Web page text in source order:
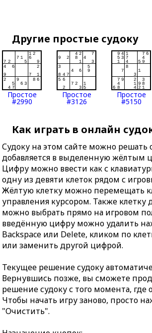
Другие простые судоку
Простое
#2990
Простое
#3126
Простое
#5150
Как играть в онлайн
Судоку на этом сайте можно решать
добавляется в выделенную жёлтым
Цифру можно ввести как с
одну из девяти клеток рядом с
Жёлтую клетку можно перемещать
управления курсором. Также клетку
можно выбрать прямо на игровом
введённую цифру можно удалить
Backspace или Delete, кликом по
или заменить другой цифрой.
Текущее решение судоку
Вернувшись позже, вы сможете
решение судоку с того момента, где
Чтобы начать игру заново, просто
"Очистить".